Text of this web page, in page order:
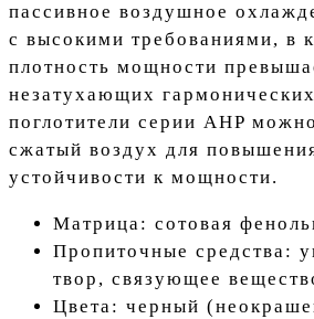
пассивное воздушное
с высокими требованиями, в
плотность мощности
незатухающих
поглотители серии AHP
сжатый воздух для
устойчивости к мощности.
Матрица: сотовая
Пропиточные средства:
твор, связующее
Цвета: черный